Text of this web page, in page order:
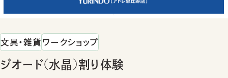
文具・雑貨ワークショップ
ジオード(水晶)割り体験